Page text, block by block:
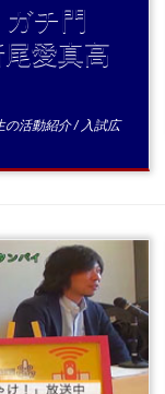
チ門
愛真高
の活動紹介/ 入試広
む